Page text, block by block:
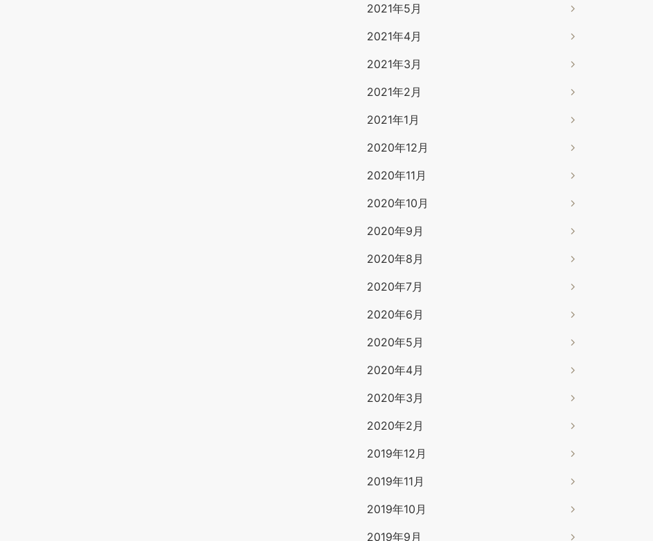
2021年5月
2021年4月
2021年3月
2021年2月
2021年1月
2020年12月
2020年11月
2020年10月
2020年9月
2020年8月
2020年7月
2020年6月
2020年5月
2020年4月
2020年3月
2020年2月
2019年12月
2019年11月
2019年10月
2019年9月